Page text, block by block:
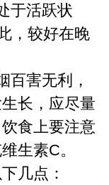
于活跃状
，较好在晚
害无利，
长，应尽量
食上要注意
生素C。
几点：